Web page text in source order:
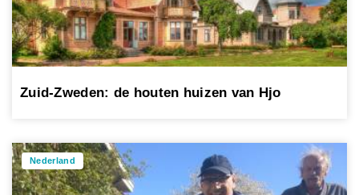
Zuid-Zweden: de houten huizen van Hjo
Nederland